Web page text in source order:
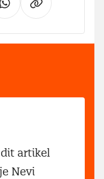
artikel
Nevi